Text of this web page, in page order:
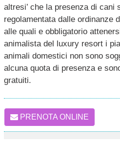
altresi’ che la presenza di cani
regolamentata dalle ordinanze
alle quali e obbligatorio
animalista del luxury resort i
animali domestici non sono
alcuna quota di presenza e
gratuiti.
PRENOTA ONLINE